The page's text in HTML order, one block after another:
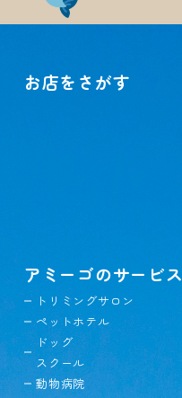
お店をさがす
アミーゴのサービス
トリミングサロン
ペットホテル
ドッグ
スクール
動物病院